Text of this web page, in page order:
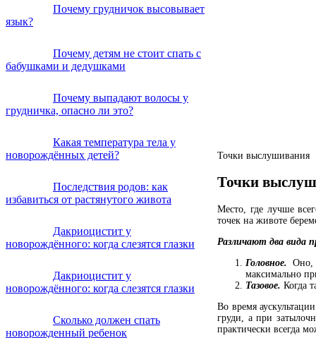
Почему грудничок высовывает
язык?
Почему детям не стоит спать с
бабушками и дедушками
Почему выпадают волосы у
грудничка, опасно ли это?
Какая температура тела у
новорождённых детей?
Последствия родов: как
избавиться от растянутого живота
Дакриоцистит у
новорождённого: когда слезятся глазки
Дакриоцистит у
новорождённого: когда слезятся глазки
Сколько должен спать
новорожденный ребенок
Точки выслушивания
Точки
Место, где лучше
точек на животе
Различают два вида
Головное. Оно,
максимально
Тазовое. Когда
Во время
груди, а при
практически всегда